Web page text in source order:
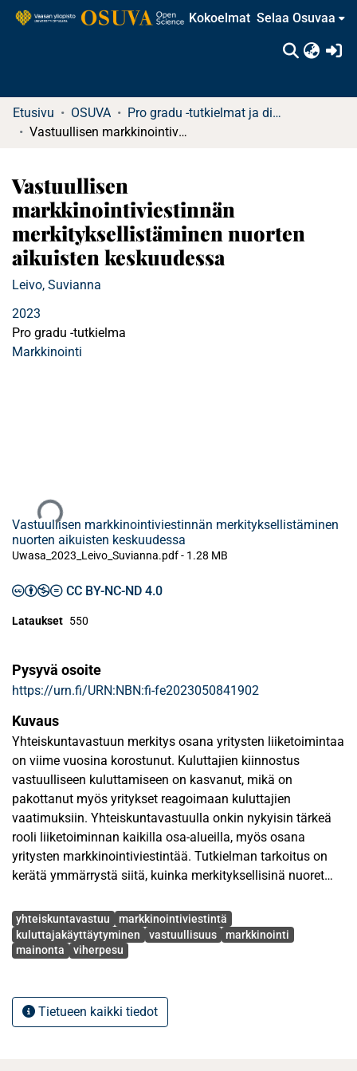
Kokoelmat Selaa Osuvaa
Etusivu OSUVA
Pro gradu -tutkielmat ja diplomityöt
Vastuullisen markkinointiviestinnän merkityksellistäminen nuorten aikuisten keskuudessa
Vastuullisen
markkinointiviestinnän
merkityksellistäminen nuorten
aikuisten keskuudessa
Leivo, Suvianna
2023
Pro gradu -tutkielma
Markkinointi
Vastuullisen markkinointiviestinnän merkityksellistäminen
nuorten aikuisten keskuudessa
Uwasa_2023_Leivo_Suvianna.pdf - 1.28 MB
CC BY-NC-ND 4.0
Lataukset 550
Pysyvä osoite
https://urn.fi/URN:NBN:fi-fe2023050841902
Kuvaus
Yhteiskuntavastuun merkitys osana yritysten liiketoimintaa
on viime vuosina korostunut. Kuluttajien kiinnostus
vastuulliseen kuluttamiseen on kasvanut, mikä on
pakottanut myös yritykset reagoimaan kuluttajien
vaatimuksiin. Yhteiskuntavastuulla onkin nykyisin tärkeä
rooli liiketoiminnan kaikilla osa-alueilla, myös osana
yritysten markkinointiviestintää. Tutkielman tarkoitus on
kerätä ymmärrystä siitä, kuinka merkityksellisinä nuoret
markkinointiviestinnässä ja miten se vaikuttaa heidän
kuluttajakäyttäytymiseensä. Tutkielma on rajattu
tutkimaan yhteiskuntavastuuta markkinointiviestinnän
Tutkielman teoriaosuudessa tutustutaan
yhteiskuntavastuullista liiketoimintaa ohjaaviin
Avainsanat
yhteiskuntavastuu
markkinointiviestintä
kuluttajakäyttäytyminen
vastuullisuus
markkinointi
mainonta
viherpesu
Tietueen kaikki tiedot